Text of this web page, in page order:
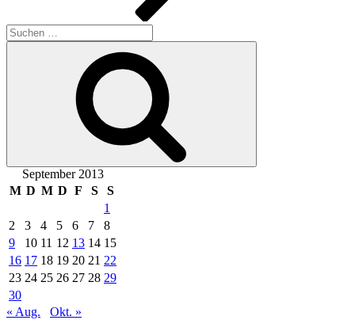
Suchen
nach:
September 2013
M D M D F S
S
1
2
3 4 5 6 7
8
9
10 11 12 13 14 15
16 17 18 19 20 21 22
23 24 25 26 27 28 29
30
« Aug.
Okt. »